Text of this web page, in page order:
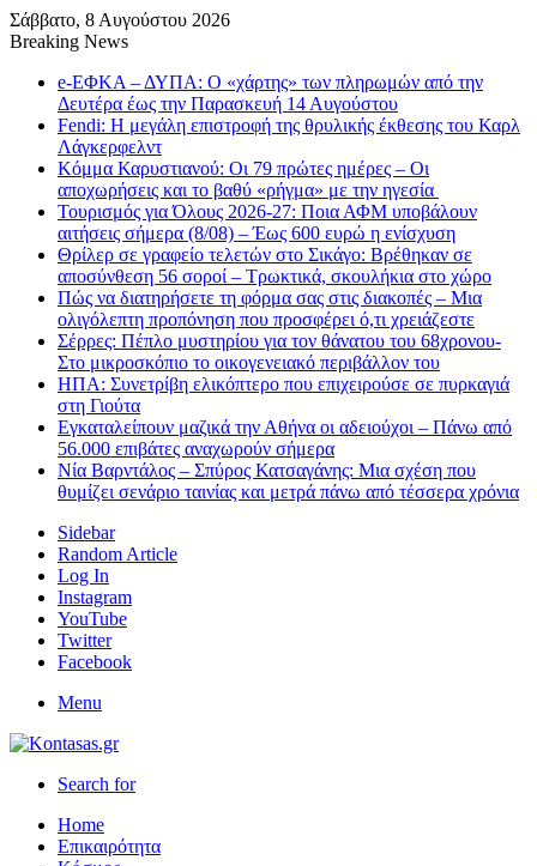
Σάββατο, 8 Αυγούστου 2026
Breaking News
e-ΕΦΚΑ – ΔΥΠΑ: Ο «χάρτης» των πληρωμών από την
Δευτέρα έως την Παρασκευή 14 Αυγούστου
Fendi: Η μεγάλη επιστροφή της θρυλικής έκθεσης του Καρλ
Λάγκερφελντ
Κόμμα Καρυστιανού: Οι 79 πρώτες ημέρες – Οι
αποχωρήσεις και το βαθύ «ρήγμα» με την ηγεσία
Τουρισμός για Όλους 2026-27: Ποια ΑΦΜ υποβάλουν
αιτήσεις σήμερα (8/08) – Έως 600 ευρώ η ενίσχυση
Θρίλερ σε γραφείο τελετών στο Σικάγο: Βρέθηκαν σε
αποσύνθεση 56 σοροί – Τρωκτικά, σκουλήκια στο χώρο
Πώς να διατηρήσετε τη φόρμα σας στις διακοπές – Μια
ολιγόλεπτη προπόνηση που προσφέρει ό,τι χρειάζεστε
Σέρρες: Πέπλο μυστηρίου για τον θάνατου του 68χρονου-
Στο μικροσκόπιο το οικογενειακό περιβάλλον του
ΗΠΑ: Συνετρίβη ελικόπτερο που επιχειρούσε σε πυρκαγιά
στη Γιούτα
Εγκαταλείπουν μαζικά την Αθήνα οι αδειούχοι – Πάνω από
56.000 επιβάτες αναχωρούν σήμερα
Νία Βαρντάλος – Σπύρος Κατσαγάνης: Μια σχέση που
θυμίζει σενάριο ταινίας και μετρά πάνω από τέσσερα χρόνια
Sidebar
Random Article
Log In
Instagram
YouTube
Twitter
Facebook
Menu
Search for
Home
Επικαιρότητα